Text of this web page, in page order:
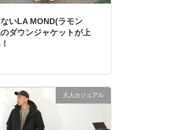
いLA MOND(ラモン
ダウンジャケットが上
大人カジュアル